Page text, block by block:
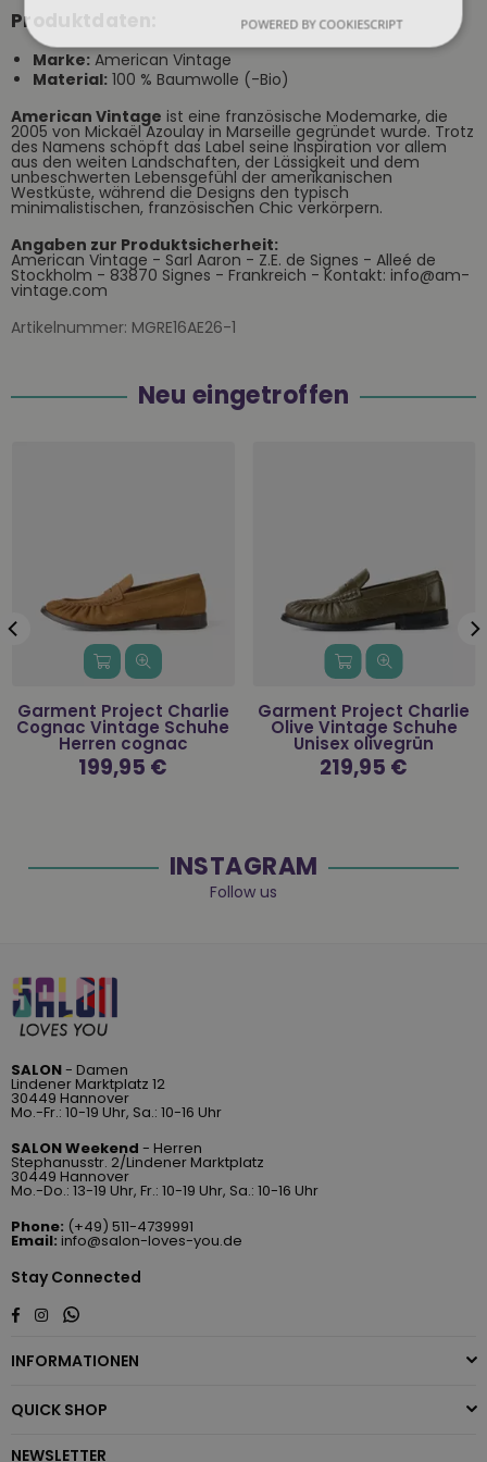
Produktdaten:
Marke: American Vintage
Material: 100 % Baumwolle (-Bio)
American Vintage ist eine französische Modemarke, die
2005 von Mickaël Azoulay in Marseille gegründet wurde. Trotz
des Namens schöpft das Label seine Inspiration vor allem
aus den weiten Landschaften, der Lässigkeit und dem
unbeschwerten Lebensgefühl der amerikanischen
Westküste, während die Designs den typisch
minimalistischen, französischen Chic verkörpern.
Angaben zur Produktsicherheit:
American Vintage - Sarl Aaron - Z.E. de Signes - Alleé de
Stockholm - 83870 Signes - Frankreich - Kontakt: info@am-
vintage.com
Artikelnummer: MGRE16AE26-1
Neu eingetroffen
Garment Project Charlie
Cognac Vintage Schuhe
Herren cognac
Normaler
Preis
199,95 €
Garment Project Charlie
Olive Vintage Schuhe
Unisex olivegrün
Normaler
Preis
219,95 €
INSTAGRAM
Follow us
SALON- Damen
Lindener Marktplatz 12
30449 Hannover
Mo.-Fr.: 10-19 Uhr, Sa.: 10-16 Uhr
SALON Weekend - Herren
Stephanusstr. 2/Lindener Marktplatz
30449 Hannover
Mo.-Do.: 13-19 Uhr, Fr.: 10-19 Uhr, Sa.: 10-16 Uhr
Phone: (+49) 511-4739991
Email: info@salon-loves-you.de
Stay Connected
Facebook
InstagramWhatsapp
INFORMATIONEN
QUICK SHOP
NEWSLETTER
POWERED BY COOKIESCRIPT